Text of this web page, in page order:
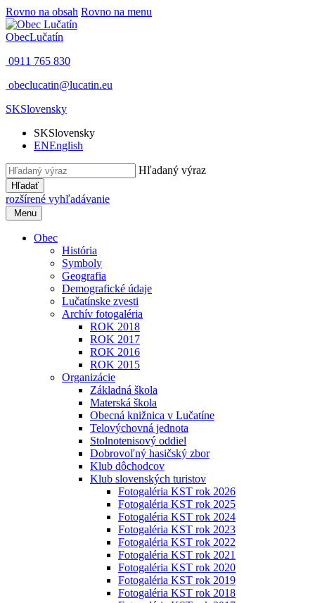
Rovno na obsah Rovno na menu
ObecLučatín
0911 765 830
obeclucatin@lucatin.eu
SKSlovensky
SKSlovensky
ENEnglish
Hľadaný výraz
Hľadať
rozšírené vyhľadávanie
Menu
Obec
História
Symboly
Geografia
Demografické údaje
Lučatínske zvesti
Archív fotogaléria
ROK 2018
ROK 2017
ROK 2016
ROK 2015
Organizácie
Základná škola
Materská škola
Obecná knižnica v Lučatíne
Telovýchovná jednota
Stolnotenisový oddiel
Dobrovoľný hasičský zbor
Klub dôchodcov
Klub slovenských turistov
Fotogaléria KST rok 2026
Fotogaléria KST rok 2025
Fotogaléria KST rok 2024
Fotogaléria KST rok 2023
Fotogaléria KST rok 2022
Fotogaléria KST rok 2021
Fotogaléria KST rok 2020
Fotogaléria KST rok 2019
Fotogaléria KST rok 2018